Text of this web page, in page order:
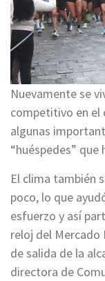
Nuevamente se
competitivo en el
algunas
“huéspedes”
El clima también
poco, lo que
esfuerzo y así
reloj del Mercado
de salida de la
directora de